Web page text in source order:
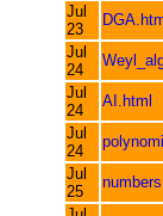
Jul
23
Jul
24
Jul
24
AI.html
Jul
24
Jul
25